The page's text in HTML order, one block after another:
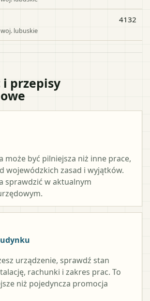
, woj. lubuskie
4132
i przepisy
może być pilniejsza niż inne prace,
wojewódzkich zasad i wyjątków.
sprawdzić w aktualnym
urządzenie, sprawdź stan
rachunki i zakres prac. To
niż pojedyncza promocja